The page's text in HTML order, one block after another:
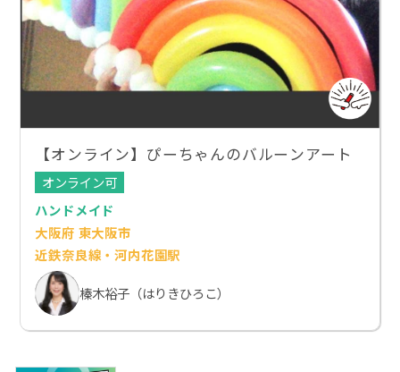
【オンライン】ぴーちゃんのバルーンアート
オンライン可
ハンドメイド
大阪府 東大阪市
近鉄奈良線・河内花園駅
榛木裕子（はりきひろこ）